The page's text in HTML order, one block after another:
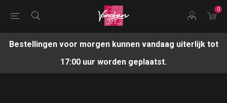
0
Bestellingen voor morgen kunnen vandaag uiterlijk tot
17:00 uur worden geplaatst.